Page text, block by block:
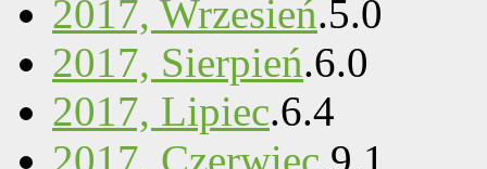
2017, Wrzesień.5.0
2017, Sierpień.6.0
2017, Lipiec.6.4